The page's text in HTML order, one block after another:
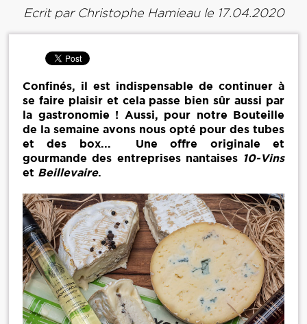
Ecrit par Christophe Hamieaule 17.04.2020
Confinés, il est indispensable de continuer à
se faire plaisir et cela passe bien sûr aussi par
la gastronomie ! Aussi, pour notre Bouteille
de la semaine avons nous opté pour des tubes
et des box... Une offre originale et
gourmande des entreprises nantaises 10-Vins
et Beillevaire.